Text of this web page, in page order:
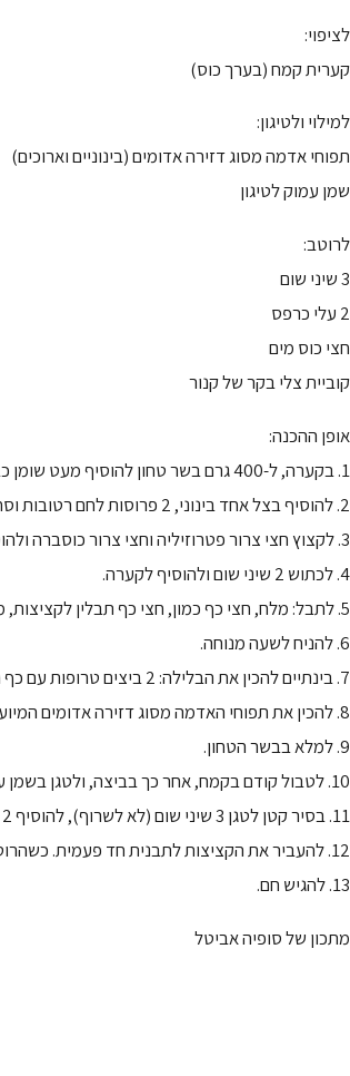
לציפוי:
קערית קמח (בערך כוס)
למילוי ולטיגון:
תפוחי אדמה מסוג דזירה אדומים (בינוניים וארוכים)
שמן עמוק לטיגון
לרוטב:
3 שיני שום
2 עלי כרפס
חצי כוס מים
קוביית צלי בקר של קנור
אופן ההכנה:
1. בקערה, ל-400 גרם בשר טחון להוסיף מעט שומן כבש מגורד בפומפייה בחלק הגס.
2. להוסיף בצל אחד בינוני, 2 פרוסות לחם רטובות וסחוטות ותפוח אדמה אחד קטן מגורד בחלק הדק.
3. לקצוץ חצי צרור פטרוזיליה וחצי צרור כוסברה ולהוסיף לקערה.
4. לכתוש 2 שיני שום ולהוסיף לקערה.
5. לתבל: מלח, חצי כף כמון, חצי כף תבלין לקציצות, מעט ראס אל חנות, מעט בהרט, מעט אגוז מוסקט, חצי כף פלפל שחור, חצי כף אבקת מרק ומעט שמן. לטעום ולתקן טעמים.
6. להניח לשעה מנוחה.
7. בינתיים להכין את הבלילה: 2 ביצים טרופות עם כף רסק עגבניות, כפית אבקת אפייה, קמצוץ סודה לשתייה וקמצוץ מלח. להכין קערית עם קמח (בערך כוס).
8. להכין את תפוחי האדמה מסוג דזירה אדומים המיועדים למילוי: לבחור את הבינוניים והארוכים, לחתוך כל אחד לחצי לאורך, ומכל חלק לחתוך באמצע אך לא עד הסוף כדי שייווצר כיס למילוי.
9. למלא בבשר הטחון.
10. לטבול קודם בקמח, אחר כך בביצה, ולטגן בשמן עמוק.
11. בסיר קטן לטגן 3 שיני שום (לא לשרוף), להוסיף 2 עלי כרפס, חצי כוס מים וקוביית צלי בקר של קנור.
12. להעביר את הקציצות לתבנית חד פעמית. כשהרוטב רותח, לשפוך על הקציצות ולהכניס לתנור לרבע שעה.
13. להגיש חם.
מתכון של סופיה אביטל